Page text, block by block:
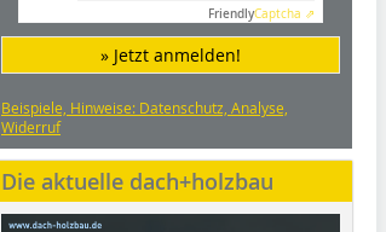
FriendlyCaptcha ⇗
» Jetzt anmelden!
Beispiele, Hinweise: Datenschutz, Analyse,
Widerruf
Die aktuelle dach+holzbau